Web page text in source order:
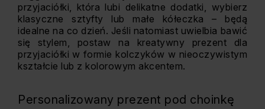
przyjaciółki, która lubi delikatne dodatki, wybierz
klasyczne sztyfty lub małe kółeczka – będą
idealne na co dzień. Jeśli natomiast uwielbia bawić
się stylem, postaw na kreatywny prezent dla
przyjaciółki w formie kolczyków w nieoczywistym
kształcie lub z kolorowym akcentem.
Personalizowany prezent pod choinkę